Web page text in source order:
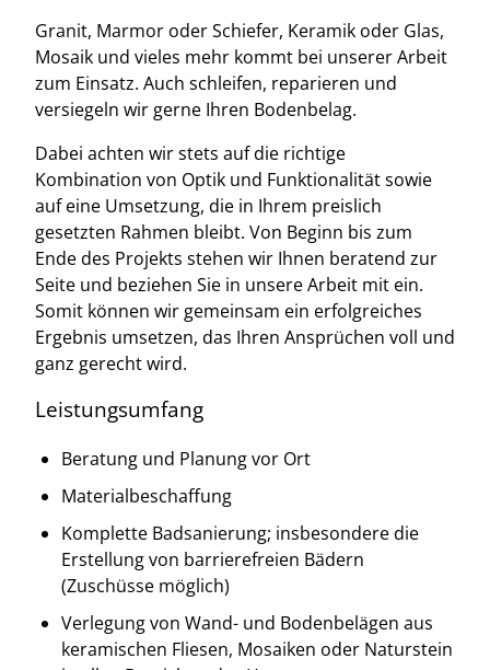
Granit, Marmor oder Schiefer, Keramik oder Glas,
Mosaik und vieles mehr kommt bei unserer Arbeit
zum Einsatz. Auch schleifen, reparieren und
versiegeln wir gerne Ihren Bodenbelag.
Dabei achten wir stets auf die richtige
Kombination von Optik und Funktionalität sowie
auf eine Umsetzung, die in Ihrem preislich
gesetzten Rahmen bleibt. Von Beginn bis zum
Ende des Projekts stehen wir Ihnen beratend zur
Seite und beziehen Sie in unsere Arbeit mit ein.
Somit können wir gemeinsam ein erfolgreiches
Ergebnis umsetzen, das Ihren Ansprüchen voll und
ganz gerecht wird.
Leistungsumfang
Beratung und Planung vor Ort
Materialbeschaffung
Komplette Badsanierung; insbesondere die
Erstellung von barrierefreien Bädern
(Zuschüsse möglich)
Verlegung von Wand- und Bodenbelägen aus
keramischen Fliesen, Mosaiken oder Naturstein